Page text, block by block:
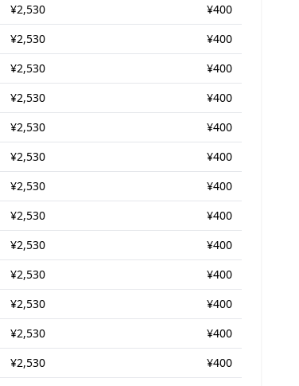
¥2,530
¥400
¥2,530
¥400
¥2,530
¥400
¥2,530
¥400
¥2,530
¥400
¥2,530
¥400
¥2,530
¥400
¥2,530
¥400
¥2,530
¥400
¥2,530
¥400
¥2,530
¥400
¥2,530
¥400
¥2,530
¥400